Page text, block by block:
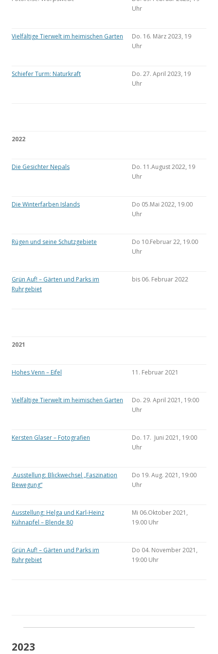
Uhr
Vielfältige Tierwelt im heimischen Garten
Do. 16. März 2023, 19
Uhr
Schiefer Turm: Naturkraft
Do. 27. April 2023, 19
Uhr
2022
Die Gesichter Nepals
Do. 11.August 2022, 19
Uhr
Die Winterfarben Islands
Do 05.Mai 2022, 19.00
Uhr
Rügen und seine Schutzgebiete
Do 10.Februar 22, 19.00
Uhr
Grün Auf! – Gärten und Parks im
Ruhrgebiet
bis 06. Februar 2022
2021
Hohes Venn – Eifel 11. Februar 2021
Vielfältige Tierwelt im heimischen Garten
Do. 29. April 2021, 19:00
Uhr
Kersten Glaser – Fotografien
Do. 17. Juni 2021, 19:00
Uhr
Ausstellung: Blickwechsel „Faszination
Bewegung“
Do 19. Aug. 2021, 19:00
Uhr
Ausstellung: Helga und Karl-Heinz
Kühnapfel – Blende 80
Mi 06.Oktober 2021,
19.00 Uhr
Grün Auf! – Gärten und Parks im
Ruhrgebiet
Do 04. November 2021,
19:00 Uhr
2023